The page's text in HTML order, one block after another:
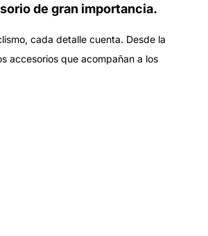
de gran importancia.
cada detalle cuenta. Desde la
accesorios que acompañan a los